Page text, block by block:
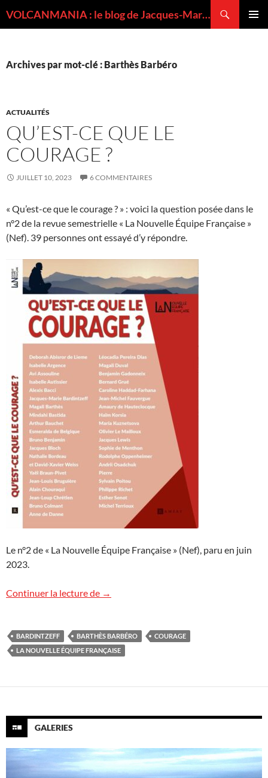
VOLCANMANIA : le blog de Jacques-Marie BARDINTZEFF, volcanologue
Archives par mot-clé : Barthès Barbéro
ACTUALITÉS
QU’EST-CE QUE LE
COURAGE ?
JUILLET 10, 2023 6 COMMENTAIRES
« Qu’est-ce que le courage ? » : voici la question posée dans le
n°2 de la revue semestrielle « La Nouvelle Équipe Française »
(Nef). 39 personnes ont essayé d’y répondre.
Le n°2 de « La Nouvelle Équipe Française » (Nef), paru en juin
2023.
Continuer la lecture de Qu’est-ce que le courage ?
→
BARDINTZEFF BARTHÈS BARBÉRO
COURAGE
LA NOUVELLE ÉQUIPE FRANÇAISE
GALERIES